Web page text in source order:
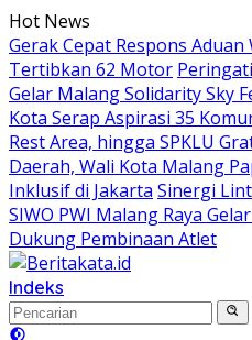
Langsung
ke
konten
Hot News
Gerak Cepat Respons
Tertibkan 62 Motor
Gelar Malang Solidarity Sky
Kota Serap Aspirasi 35
Rest Area, hingga SPKLU
Daerah, Wali Kota Malang
Inklusif di Jakarta Sinergi
SIWO PWI Malang Raya
Dukung Pembinaan Atlet
Indeks